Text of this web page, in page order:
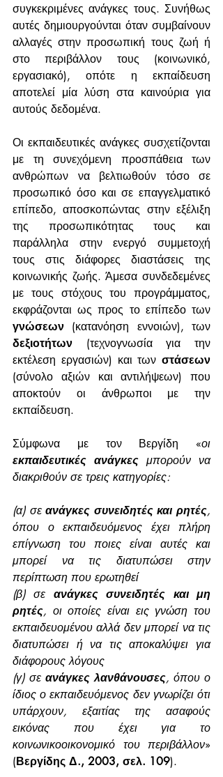
συγκεκριμένες ανάγκες τους. Συνήθως
αυτές δημιουργούνται όταν συμβαίνουν
αλλαγές στην προσωπική τους ζωή ή
στο περιβάλλον τους (κοινωνικό,
εργασιακό), οπότε η εκπαίδευση
αποτελεί μία λύση στα καινούρια για
αυτούς δεδομένα.
Οι εκπαιδευτικές ανάγκες συσχετίζονται
με τη συνεχόμενη προσπάθεια των
ανθρώπων να βελτιωθούν τόσο σε
προσωπικό όσο και σε επαγγελματικό
επίπεδο, αποσκοπώντας στην εξέλιξη
της προσωπικότητας τους και
παράλληλα στην ενεργό συμμετοχή
τους στις διάφορες διαστάσεις της
κοινωνικής ζωής. Άμεσα συνδεδεμένες
με τους στόχους του προγράμματος,
γνώσεων
δεξιοτήτων (τεχνογνωσία για την
εκτέλεση εργασιών) και των στάσεων
(σύνολο αξιών και αντιλήψεων) που
αποκτούν οι άνθρωποι με την
εκπαίδευση.
Σύμφωνα με τον Βεργίδη «
εκπαιδευτικές ανάγκες μπορούν να
διακριθούν σε τρεις κατηγορίες:
(α) σε ανάγκες συνειδητές και ρητές,
όπου ο εκπαιδευόμενος έχει πλήρη
επίγνωση του ποιες είναι αυτές και
μπορεί να τις διατυπώσει στην
περίπτωση που ερωτηθεί
(β) σε ανάγκες συνειδητές και μη
ρητές, οι οποίες είναι εις γνώση του
εκπαιδευομένου αλλά δεν μπορεί να τις
διατυπώσει ή να τις αποκαλύψει για
διάφορους λόγους
(γ) σε ανάγκες λανθάνουσες, όπου ο
ίδιος ο εκπαιδευόμενος δεν γνωρίζει ότι
υπάρχουν, εξαιτίας της ασαφούς
εικόνας που έχει για το
κοινωνικοοικονομικό του περιβάλλον»
(Βεργίδης Δ., 2003, σελ. 109).